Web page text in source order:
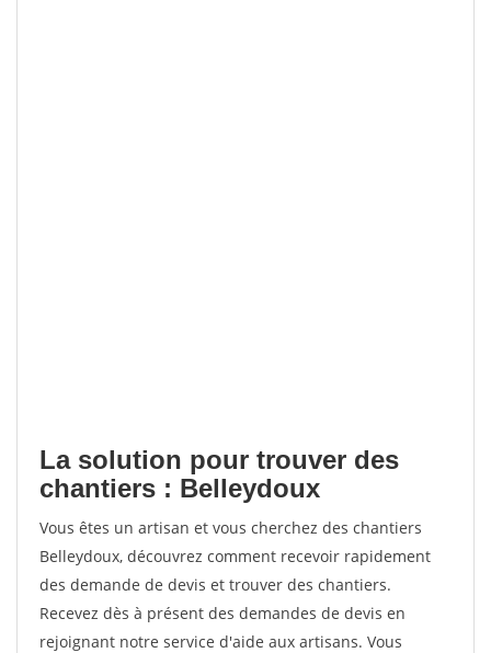
La solution pour trouver des
chantiers : Belleydoux
Vous êtes un artisan et vous cherchez des chantiers
Belleydoux, découvrez comment recevoir rapidement
des demande de devis et trouver des chantiers.
Recevez dès à présent des demandes de devis en
rejoignant notre service d'aide aux artisans. Vous